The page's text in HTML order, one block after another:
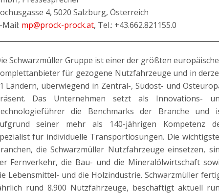
4, 5020 Salzburg, Österreich
Mail: mp@prock-prock.at, Tel.: +43.662.821155.0
Schwarzmüller Gruppe ist einer der größten
für gezogene Nutzfahrzeuge und in
Ländern, überwiegend in Zentral-, Südost- und
Das Unternehmen setzt als Innovations-
die Benchmarks der Branche und
seiner mehr als 140-jährigen Kompetenz
für individuelle Transportlösungen. Die
die Schwarzmüller Nutzfahrzeuge einsetzen,
Fernverkehr, die Bau- und die Mineralölwirtschaft
Lebensmittel- und die Holzindustrie. Schwarzmüller
rund 8.900 Nutzfahrzeuge, beschäftigt aktuell